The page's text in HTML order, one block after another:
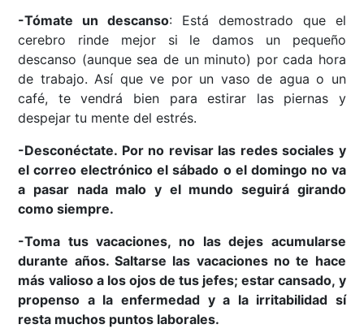
-Tómate un descanso: Está demostrado que el
cerebro rinde mejor si le damos un pequeño
descanso (aunque sea de un minuto) por cada hora
de trabajo. Así que ve por un vaso de agua o un
café, te vendrá bien para estirar las piernas y
despejar tu mente del estrés.
-Desconéctate. Por no revisar las redes sociales y
el correo electrónico el sábado o el domingo no va
a pasar nada malo y el mundo seguirá girando
como siempre.
-Toma tus vacaciones, no las dejes acumularse
durante años. Saltarse las vacaciones no te hace
más valioso a los ojos de tus jefes; estar cansado, y
propenso a la enfermedad y a la irritabilidad sí
resta muchos puntos laborales.